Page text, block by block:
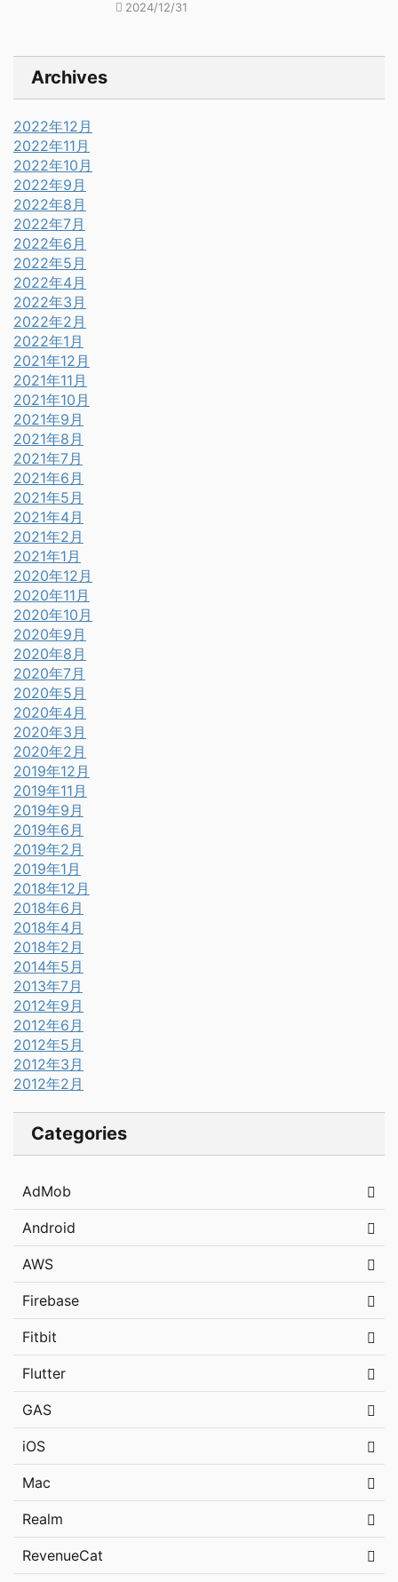
2024/12/31
Archives
2022年12月
2022年11月
2022年10月
2022年9月
2022年8月
2022年7月
2022年6月
2022年5月
2022年4月
2022年3月
2022年2月
2022年1月
2021年12月
2021年11月
2021年10月
2021年9月
2021年8月
2021年7月
2021年6月
2021年5月
2021年4月
2021年2月
2021年1月
2020年12月
2020年11月
2020年10月
2020年9月
2020年8月
2020年7月
2020年5月
2020年4月
2020年3月
2020年2月
2019年12月
2019年11月
2019年9月
2019年6月
2019年2月
2019年1月
2018年12月
2018年6月
2018年4月
2018年2月
2014年5月
2013年7月
2012年9月
2012年6月
2012年5月
2012年3月
2012年2月
Categories
AdMob
Android
AWS
Firebase
Fitbit
Flutter
GAS
iOS
Mac
Realm
RevenueCat